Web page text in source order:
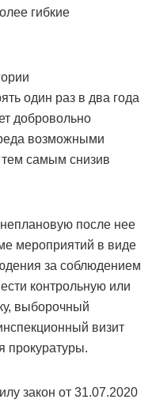
гибкие
один раз в два года
добровольно
возможными
самым снизив
после нее
мероприятий в виде
за соблюдением
контрольную или
выборочный
визит
прокуратуры.
закон от 31.07.2020